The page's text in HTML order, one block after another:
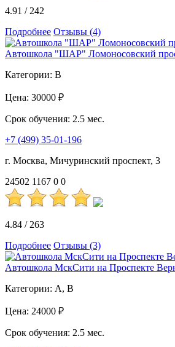
4.91 / 242
Подробнее Отзывы (4)
Автошкола "ШАР" Ломоносовский
Категории: B
Цена: 30000 ₽
Срок обучения: 2.5 мес.
+7 (499) 35-01-196
г. Москва, Мичуринский проспект, 3
24502 1167 0 0
4.84 / 263
Подробнее Отзывы (3)
Автошкола МскСити на Проспекте
Категории: A, B
Цена: 24000 ₽
Срок обучения: 2.5 мес.